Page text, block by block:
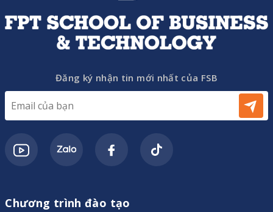
Đăng ký nhận tin mới nhất của FSB
Chương trình đào tạo